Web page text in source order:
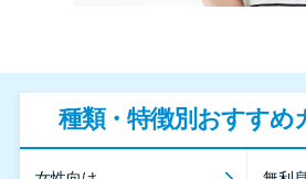
種類・特徴別おすすめ